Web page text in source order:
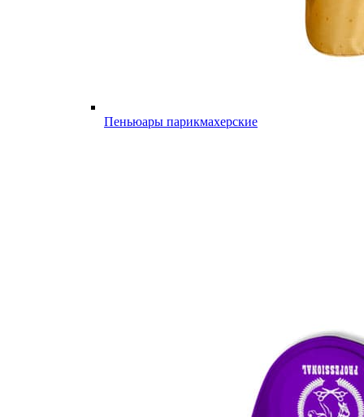
Пеньюары парикмахерские